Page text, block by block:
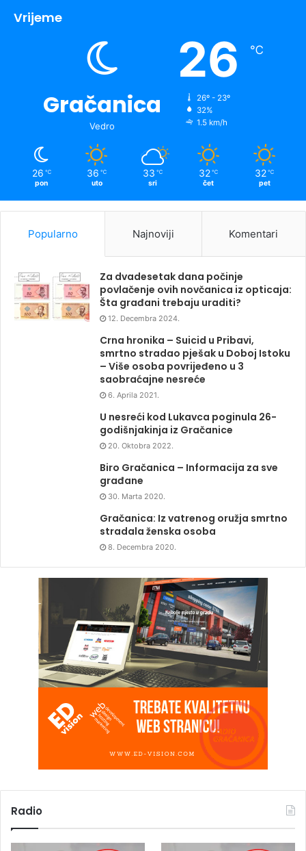
Vrijeme
Gračanica
Vedro
26 ℃
26º - 23º
32%
1.5 km/h
26 ℃
pon
36 ℃
uto
33 ℃
sri
32 ℃
čet
32 ℃
pet
Popularno Najnoviji Komentari
Za dvadesetak dana počinje
povlačenje ovih novčanica iz opticaja:
Šta građani trebaju uraditi?
12. Decembra 2024.
Crna hronika – Suicid u Pribavi,
smrtno stradao pješak u Doboj Istoku
– Više osoba povrijeđeno u 3
saobraćajne nesreće
6. Aprila 2021.
U nesreći kod Lukavca poginula 26-
godišnjakinja iz Gračanice
20. Oktobra 2022.
Biro Gračanica – Informacija za sve
građane
30. Marta 2020.
Gračanica: Iz vatrenog oružja smrtno
stradala ženska osoba
8. Decembra 2020.
Radio